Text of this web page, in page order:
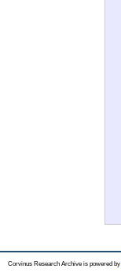
Corvinus Research Archive is powered by